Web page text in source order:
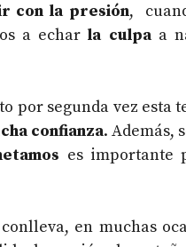
con la presión,
a echarla culpaa
por segunda vez esta
confianza. Además,
es importante
en muchas